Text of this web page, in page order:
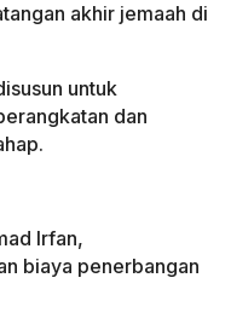
akhir jemaah di
untuk
dan
Irfan,
biaya penerbangan